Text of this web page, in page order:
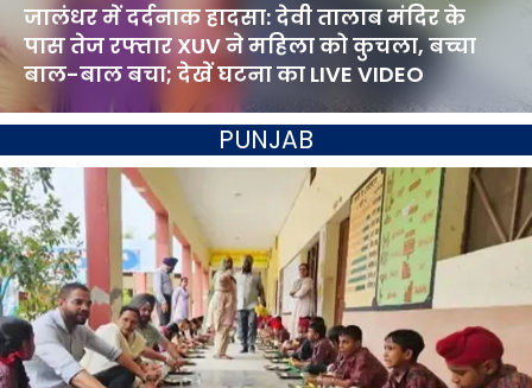
जालंधर में दर्दनाक हादसा: देवी तालाब मंदिर के
पास तेज रफ्तार XUV ने महिला को कुचला, बच्चा
बाल-बाल बचा; देखें घटना का LIVE VIDEO
PUNJAB